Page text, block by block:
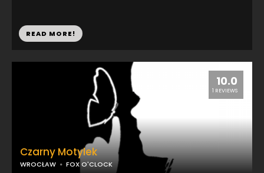
10.0
1 REVIEWS
Czarny Motylek
WROCŁAW FOX O'CLOCK
READ MORE!